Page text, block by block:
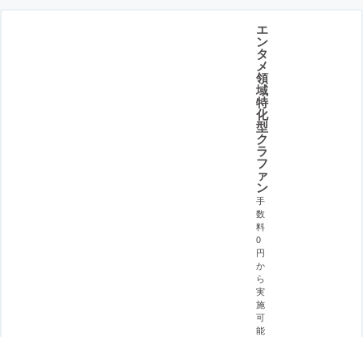
エ
ン
タ
メ
領
域
特
化
型
ク
ラ
フ
ァ
ン
手
数
料
0
円
か
ら
実
施
可
能